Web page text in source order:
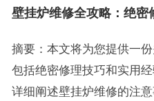
壁挂炉维修全攻略：绝密
摘要：本文将为您提供一
包括绝密修理技巧和实用
详细阐述壁挂炉维修的注